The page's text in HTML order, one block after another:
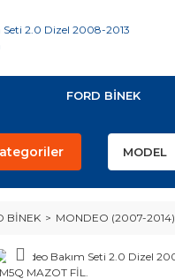
FORD BİNEK
BİNEK MONDEO (2007-2014)